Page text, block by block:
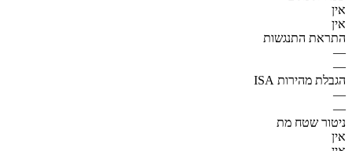
אין
אין
התראת התנגשות
—
—
הגבלת מהירות ISA
—
—
ניטור שטח מת
אין